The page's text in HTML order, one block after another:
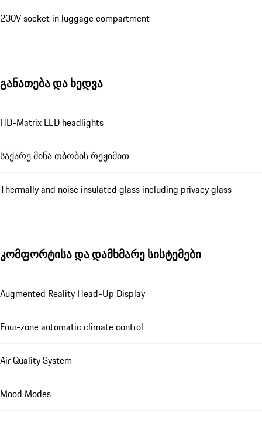
230V socket in luggage compartment
განათება და ხედვა
HD-Matrix LED headlights
საქარე მინა თბობის რეჟიმით
Thermally and noise insulated glass including privacy glass
კომფორტისა და დამხმარე სისტემები
Augmented Reality Head-Up Display
Four-zone automatic climate control
Air Quality System
Mood Modes